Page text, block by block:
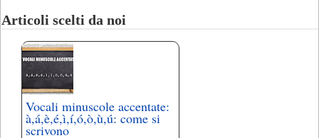
Articoli scelti da noi
Vocali minuscole accentate:
à,á,è,é,ì,í,ó,ò,ù,ú: come si
scrivono